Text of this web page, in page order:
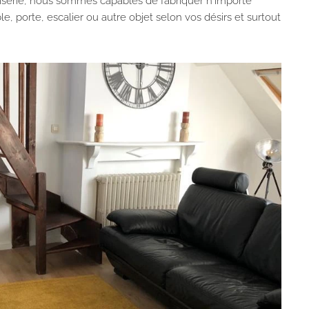
porte, escalier ou autre objet selon vos désirs et surtout